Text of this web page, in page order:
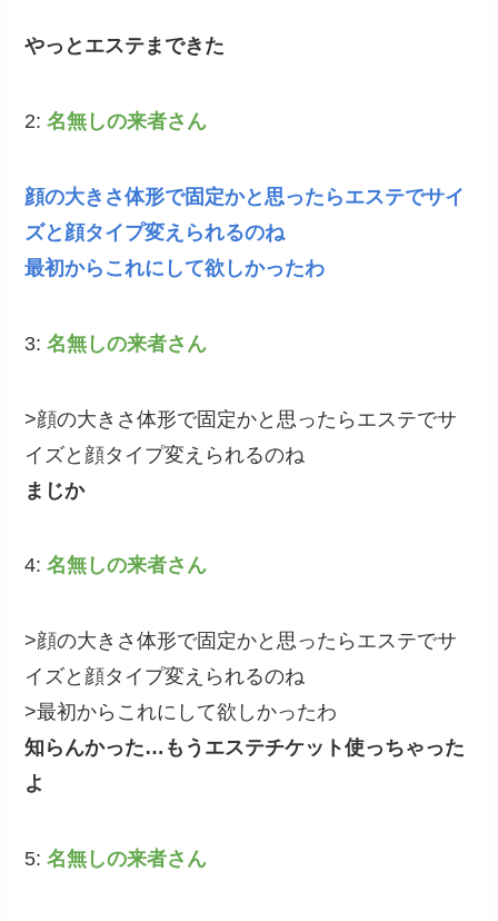
やっとエステまできた
2:名無しの来者さん
顔の大きさ体形で固定かと思ったらエステでサイ
ズと顔タイプ変えられるのね
最初からこれにして欲しかったわ
3:名無しの来者さん
>顔の大きさ体形で固定かと思ったらエステでサ
イズと顔タイプ変えられるのね
まじか
4:名無しの来者さん
>顔の大きさ体形で固定かと思ったらエステでサ
イズと顔タイプ変えられるのね
>最初からこれにして欲しかったわ
知らんかった…もうエステチケット使っちゃった
よ
5:名無しの来者さん